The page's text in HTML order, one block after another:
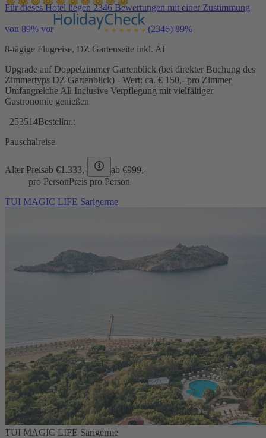
Für dieses Hotel liegen 2346 Bewertungen mit einer Zustimmung
von 89% vor (2346) 89%
8-tägige Flugreise, DZ Gartenseite inkl. AI
Upgrade auf Doppelzimmer Gartenblick (bei direkter Buchung des
Zimmertyps DZ Gartenblick) - Wert: ca. € 150,- pro Zimmer
Umfangreiche All Inclusive Verpflegung mit vielfältiger
Gastronomie genießen
253514Bestellnr.:
Pauschalreise
Alter Preisab €1.333,- ab €999,-
pro PersonPreis pro Person
TUI MAGIC LIFE Sarigerme
TUI MAGIC LIFE Sarigerme